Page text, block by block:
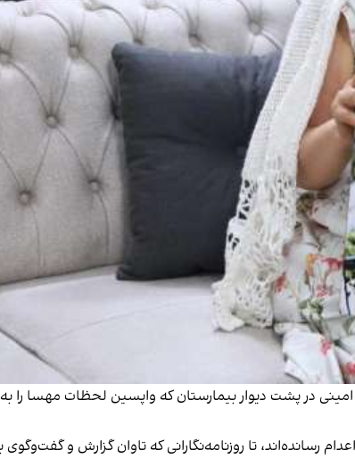
امینی در پشت دیوار بیمارستان که واپسین لحظات مهسا را
تا روزنامه‌نگارانی که تاوان گزارش و گفت‌وگوی با